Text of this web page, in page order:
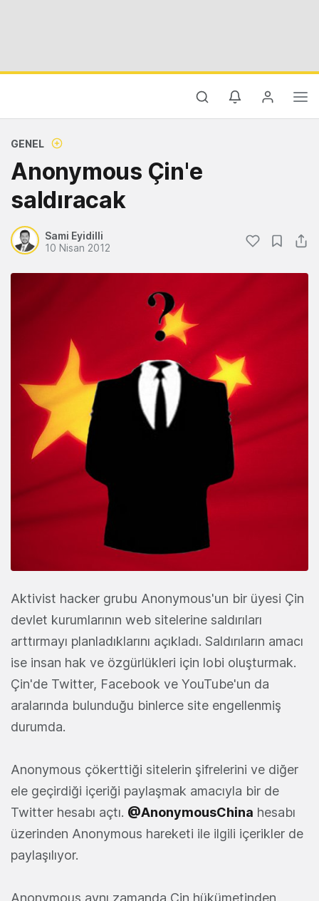
GENEL
Anonymous Çin'e
saldıracak
Sami Eyidilli
10 Nisan 2012
Aktivist hacker grubu Anonymous'un bir üyesi Çin
devlet kurumlarının web sitelerine saldırıları
arttırmayı planladıklarını açıkladı. Saldırıların amacı
ise insan hak ve özgürlükleri için lobi oluşturmak.
Çin'de Twitter, Facebook ve YouTube'un da
aralarında bulunduğu binlerce site engellenmiş
durumda.
Anonymous çökerttiği sitelerin şifrelerini ve diğer
ele geçirdiği içeriği paylaşmak amacıyla bir de
Twitter hesabı açtı. @AnonymousChina hesabı
üzerinden Anonymous hareketi ile ilgili içerikler de
paylaşılıyor.
Anonymous aynı zamanda Çin hükümetinden